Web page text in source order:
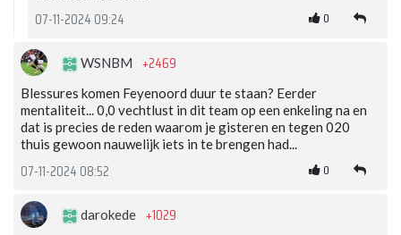
07-11-2024 09:24 0
WSNBM +2469
Blessures komen Feyenoord duur te staan? Eerder
mentaliteit... 0,0 vechtlust in dit team op een enkeling na en
dat is precies de reden waarom je gisteren en tegen 020
thuis gewoon nauwelijk iets in te brengen had...
07-11-2024 08:52 0
darokede +1029